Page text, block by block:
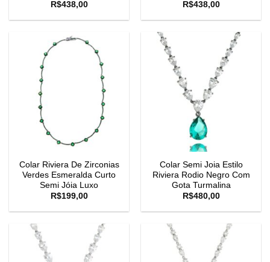
R$438,00
R$438,00
Colar Riviera De Zirconias
Verdes Esmeralda Curto
Semi Jóia Luxo
R$199,00
Colar Semi Joia Estilo
Riviera Rodio Negro Com
Gota Turmalina
R$480,00